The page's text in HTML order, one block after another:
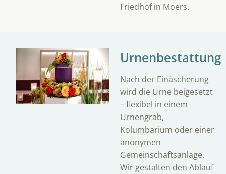
Friedhof in Moers.
Urnenbestattung
Nach der Einäscherung
wird die Urne beigesetzt
– flexibel in einem
Urnengrab,
Kolumbarium oder einer
anonymen
Gemeinschaftsanlage.
Wir gestalten den Ablauf